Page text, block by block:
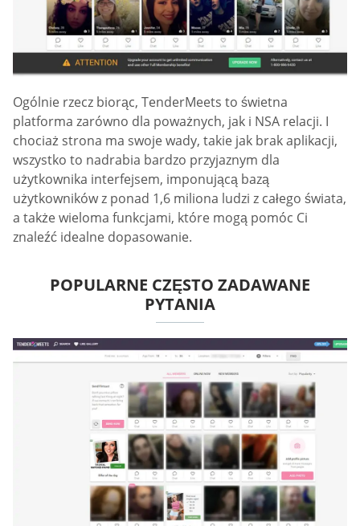
Ogólnie rzecz biorąc, TenderMeets to świetna
platforma zarówno dla poważnych, jak i NSA relacji. I
chociaż strona ma swoje wady, takie jak brak aplikacji,
wszystko to nadrabia bardzo przyjaznym dla
użytkownika interfejsem, imponującą bazą
użytkowników z ponad 1,6 miliona ludzi z całego świata,
a także wieloma funkcjami, które mogą pomóc Ci
znaleźć idealne dopasowanie.
POPULARNE CZĘSTO ZADAWANE
PYTANIA